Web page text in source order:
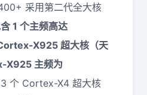
采用第二代全大核
1 个主频高达
X925 超大核（天
X925 主频为
3 个 Cortex-X4 超大核